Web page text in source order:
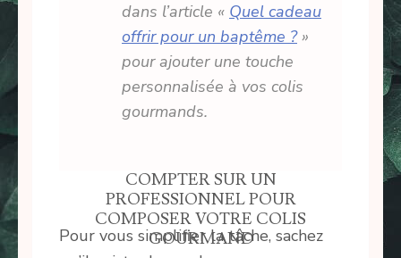
dans l’article « Quel cadeau
offrir pour un baptême ?»
pour ajouter une touche
personnalisée à vos colis
gourmands.
COMPTER SUR UN
PROFESSIONNEL POUR
COMPOSER VOTRE COLIS
GOURMAND
Pour vous simplifier la tâche, sachez